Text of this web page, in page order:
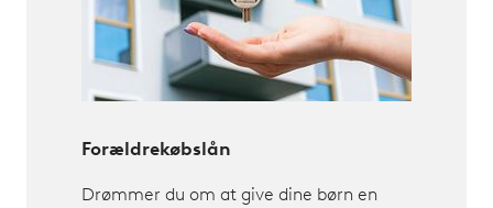
Forældrekøbslån
Drømmer du om at give dine børn en